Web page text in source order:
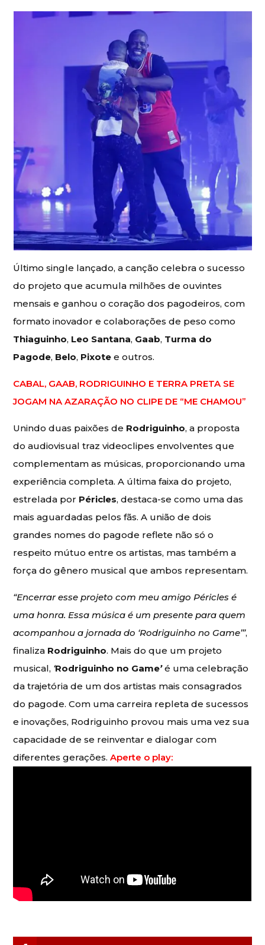
Último single lançado, a canção celebra o sucesso
do projeto que acumula milhões de ouvintes
mensais e ganhou o coração dos pagodeiros, com
formato inovador e colaborações de peso como
Thiaguinho, Leo Santana, Gaab, Turma do
Pagode, Belo, Pixote e outros.
CABAL, GAAB, RODRIGUINHO E TERRA PRETA SE
JOGAM NA AZARAÇÃO NO CLIPE DE “ME CHAMOU”
Unindo duas paixões de Rodriguinho, a proposta
do audiovisual traz videoclipes envolventes que
complementam as músicas, proporcionando uma
experiência completa. A última faixa do projeto,
estrelada por Péricles, destaca-se como uma das
mais aguardadas pelos fãs. A união de dois
grandes nomes do pagode reflete não só o
respeito mútuo entre os artistas, mas também a
força do gênero musical que ambos representam.
“Encerrar esse projeto com meu amigo Péricles é
uma honra. Essa música é um presente para quem
acompanhou a jornada do ‘Rodriguinho no Game’”,
finaliza Rodriguinho. Mais do que um projeto
musical, ‘Rodriguinho no Game’é uma celebração
da trajetória de um dos artistas mais consagrados
do pagode. Com uma carreira repleta de sucessos
e inovações, Rodriguinho provou mais uma vez sua
capacidade de se reinventar e dialogar com
diferentes gerações.Aperte o play: